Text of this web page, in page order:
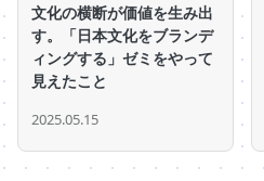
文化の横断が価値を生み出
す。「日本文化をブランデ
ィングする」ゼミをやって
見えたこと
2025.05.15